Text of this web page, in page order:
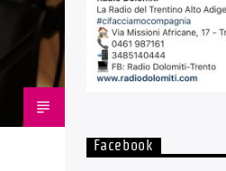
Facebook